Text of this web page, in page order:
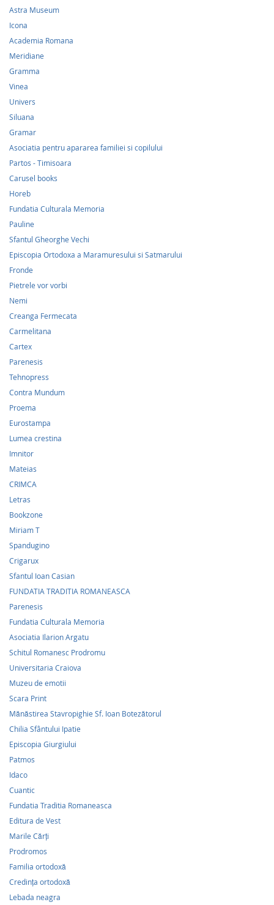
Astra Museum
Icona
Academia Romana
Meridiane
Gramma
Vinea
Univers
Siluana
Gramar
Asociatia pentru apararea familiei si copilului
Partos - Timisoara
Carusel books
Horeb
Fundatia Culturala Memoria
Pauline
Sfantul Gheorghe Vechi
Episcopia Ortodoxa a Maramuresului si Satmarului
Fronde
Pietrele vor vorbi
Nemi
Creanga Fermecata
Carmelitana
Cartex
Parenesis
Tehnopress
Contra Mundum
Proema
Eurostampa
Lumea crestina
Imnitor
Mateias
CRIMCA
Letras
Bookzone
Miriam T
Spandugino
Crigarux
Sfantul Ioan Casian
FUNDATIA TRADITIA ROMANEASCA
Parenesis
Fundatia Culturala Memoria
Asociatia Ilarion Argatu
Schitul Romanesc Prodromu
Universitaria Craiova
Muzeu de emotii
Scara Print
Mănăstirea Stavropighie Sf. Ioan Botezătorul
Chilia Sfântului Ipatie
Episcopia Giurgiului
Patmos
Idaco
Cuantic
Fundatia Traditia Romaneasca
Editura de Vest
Marile Cărți
Prodromos
Familia ortodoxă
Credinţa ortodoxă
Lebada neagra